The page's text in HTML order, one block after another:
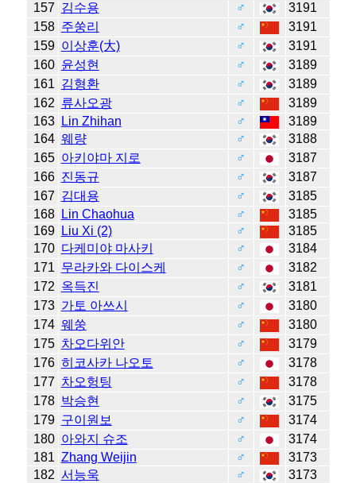
157 김수용 ♂
3191
158 주쑹리 ♂
3191
159 이상훈(大) ♂
3191
160 윤성현 ♂
3189
161 김형환 ♂
3189
162 류사오광 ♂
3189
163
Lin Zhihan ♂
3189
164 웨량 ♂
3188
165 아키야마 지로 ♂
3187
166 진동규 ♂
3187
167 김대용 ♂
3185
168
Lin Chaohua ♂
3185
169
Liu Xi (2) ♂
3185
170 다케미야 마사키 ♂
3184
171 무라카와 다이스케 ♂
3182
172 옥득진 ♂
3181
173 가토 아쓰시 ♂
3180
174 웨쑹 ♂
3180
175 차오다위안 ♂
3179
176 히코사카 나오토 ♂
3178
177 차오헝팅 ♂
3178
178 박승현 ♂
3175
179 구이원보 ♂
3174
180 아와지 슈조 ♂
3174
181 Zhang Weijin ♂
3173
182 서능욱 ♂
3173